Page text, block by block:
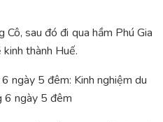
sau đó đi qua hầm Phú Gia
thành Huế.